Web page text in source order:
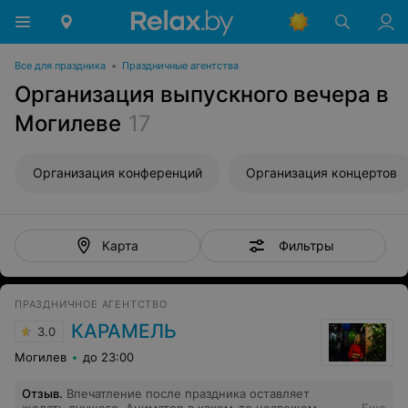
Все для праздника • Праздничные агентства
Организация выпускного вечера в
Могилеве 17
Организация конференций Организация концертов
Карта Фильтры
ПРАЗДНИЧНОЕ АГЕНТСТВО
3.0 КАРАМЕЛЬ
Могилев до 23:00
Отзыв. Впечатление после праздника оставляет